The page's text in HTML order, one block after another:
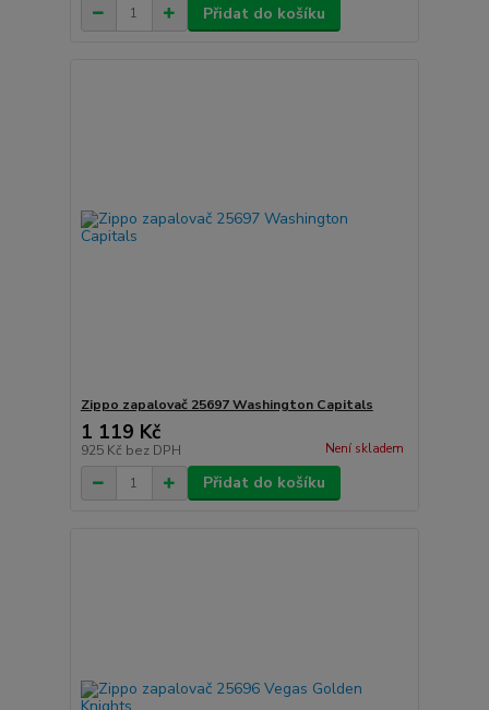
Přidat do košíku
Zippo zapalovač 25697 Washington Capitals
1 119 Kč
925 Kč bez DPH Není skladem
Přidat do košíku